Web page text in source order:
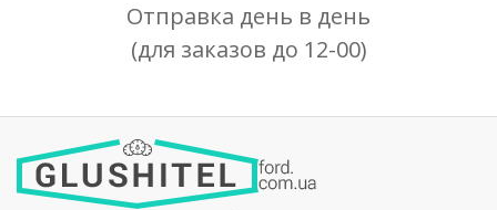
Отправка день в день
(для заказов до 12-00)